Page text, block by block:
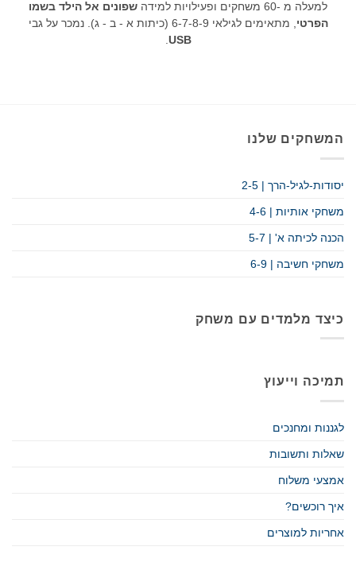
למעלה מ -60 משחקים ופעילויות למידה
שפונים אל הילד בשמו
הפרטי, מתאימים לגילאי 6-7-8-9 (כיתות א - ב - ג). נמכר על גבי
USB
.
המשחקים שלנו
יסודות-לגיל-הרך | 2-5
משחקי אותיות | 4-6
הכנה לכיתה א' | 5-7
משחקי חשיבה | 6-9
כיצד מלמדים עם משחק
תמיכה וייעוץ
לגננות ומחנכים
שאלות ותשובות
אמצעי משלוח
איך רוכשים?
אחריות למוצרים